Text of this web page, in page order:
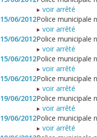
voir arrêté
15/06/2012Police municipale
voir arrêté
15/06/2012Police municipale
voir arrêté
15/06/2012Police municipale
voir arrêté
15/06/2012Police municipale
voir arrêté
19/06/2012Police municipale
voir arrêté
19/06/2012Police municipale
voir arrêté